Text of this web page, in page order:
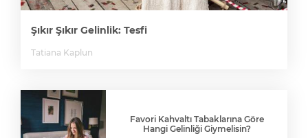
Şıkır Şıkır Gelinlik: Tesfi
Tatiana Kaplun
Favori Kahvaltı Tabaklarına Göre
Hangi Gelinliği Giymelisin?